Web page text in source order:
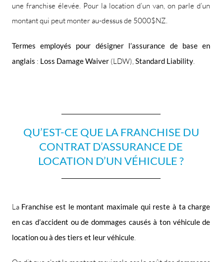
une franchise élevée. Pour la location d’un van, on parle d’un
montant qui peut monter au-dessus de 5000$NZ.
Termes employés pour désigner l’assurance de base en
anglais : Loss Damage Waiver(LDW), Standard Liability.
QU’EST-CE QUE LA FRANCHISE DU
CONTRAT D’ASSURANCE DE
LOCATION D’UN VÉHICULE ?
La Franchise est le montant maximale qui reste à ta charge
en cas d’accident ou de dommages causés à ton véhicule de
location ou à des tiers et leur véhicule.